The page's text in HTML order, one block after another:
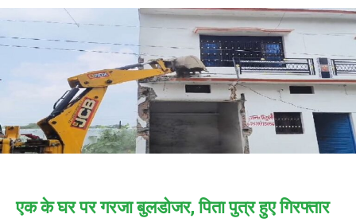
एक के घर पर गरजा बुलडोजर, पिता पुत्र हुए गिरफ्तार